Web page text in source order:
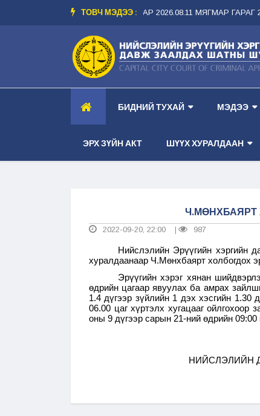
ТОВЧ МЭДЭЭ :
-- ШҮҮХ ХУРАЛДААНЫ ЗАР 2026.08.11 МЯГМАР ГАРАГ
БИДНИЙ ТУХАЙ МЭДЭЭ
ЭРХ ЗҮЙН АКТ ШҮҮХ ХУРАЛДААН
Ч.МӨНХБАЯРТ
2022-09-20, 22:00 987
Нийслэлийн Эрүүгийн хэргийн
хуралдаанаар Ч.Мөнхбаярт холбогдох
Эрүүгийн хэрэг хянан
өдрийн цагаар явуулах ба амрах
1.4 дүгээр зүйлийн 1 дэх хэсгийн 1.30
06.00 цаг хүртэлх хугацааг
оны 9 дүгээр сарын 21-ний өдрийн
НИЙСЛЭЛИЙН